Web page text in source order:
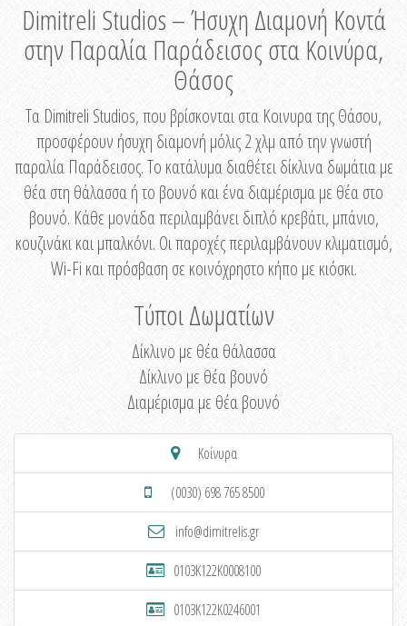
Dimitreli Studios – Ήσυχη Διαμονή Κοντά
στην Παραλία Παράδεισος στα Κοινύρα,
Θάσος
Τα Dimitreli Studios, που βρίσκονται στα Κοινυρα της Θάσου,
προσφέρουν ήσυχη διαμονή μόλις 2 χλμ από την γνωστή
παραλία Παράδεισος. Το κατάλυμα διαθέτει δίκλινα δωμάτια με
θέα στη θάλασσα ή το βουνό και ένα διαμέρισμα με θέα στο
βουνό. Κάθε μονάδα περιλαμβάνει διπλό κρεβάτι, μπάνιο,
κουζινάκι και μπαλκόνι. Οι παροχές περιλαμβάνουν κλιματισμό,
Wi-Fi και πρόσβαση σε κοινόχρηστο κήπο με κιόσκι.
Τύποι Δωματίων
Δίκλινο με θέα θάλασσα
Δίκλινο με θέα βουνό
Διαμέρισμα με θέα βουνό
Κοίνυρα
(0030) 698 765 8500
info@dimitrelis.gr
0103K122K0008100
0103K122K0246001